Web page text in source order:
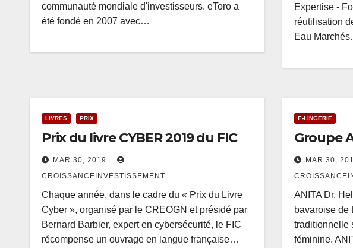
communauté mondiale d'investisseurs. eToro a
été fondé en 2007 avec…
Expertise -
réutilisation
Eau
LIVRES PRIX
Prix du livre CYBER 2019 du FIC
MAR 30, 2019
CROISSANCEINVESTISSEMENT
Chaque année, dans le cadre du « Prix du Livre
Cyber », organisé par le CREOGN et présidé par
Bernard Barbier, expert en cybersécurité, le FIC
récompense un ouvrage en langue française…
E-LINGERIE
Groupe
MAR 30,
ANITA Dr.
bavaroise de
traditionnelle
féminine.